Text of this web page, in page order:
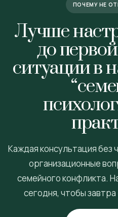
ПОЧЕМУ НЕ
Лучше
до
ситуации в
Каждая консультация без
организационные
семейного конфликта.
сегодня, чтобы